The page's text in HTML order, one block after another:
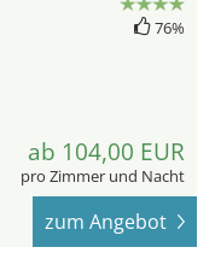
76%
ab 104,00 EUR
pro Zimmer und Nacht
zum Angebot